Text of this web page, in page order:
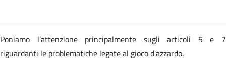
Poniamo l’attenzione principalmente sugli articoli 5 e 7
riguardanti le problematiche legate al gioco d'azzardo.